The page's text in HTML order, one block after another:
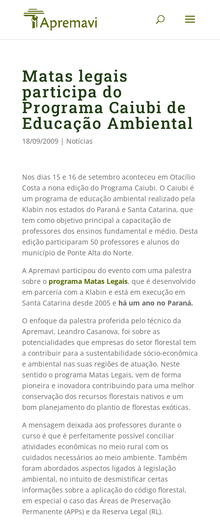
Matas legais
participa do
Programa Caiubi de
Educação Ambiental
18/09/2009| Notícias
Nos dias 15 e 16 de setembro aconteceu em Otacílio
Costa a nona edição do Programa Caiubi. O Caiubi é
um programa de educação ambiental realizado pela
Klabin nos estados do Paraná e Santa Catarina, que
tem como objetivo principal a capacitação de
professores dos ensinos fundamental e médio. Desta
edição participaram 50 professores e alunos do
município de Ponte Alta do Norte.
A Apremavi participou do evento com uma palestra
sobre o programa Matas Legais, que é desenvolvido
em parceria com a Klabin e está em execução em
Santa Catarina desde 2005 e há um ano no Paraná.
O enfoque da palestra proferida pelo técnico da
Apremavi, Leandro Casanova, foi sobre as
potencialidades que empresas do setor florestal tem
a contribuir para a sustentabilidade sócio-econômica
e ambiental nas suas regiões de atuação. Neste
sentido o programa Matas Legais, vem de forma
pioneira e inovadora contribuindo para uma melhor
conservação dos recursos florestais nativos e um
bom planejamento do plantio de florestas exóticas.
A mensagem deixada aos professores durante o
curso é que é perfeitamente possível conciliar
atividades econômicas no meio rural com os
cuidados necessários ao meio ambiente. Também
foram abordados aspectos ligados à legislação
ambiental, no intuito de desmistificar certas
informações sobre a aplicação do código florestal,
em especial o caso das Áreas de Preservação
Permanente (APPs) e da Reserva Legal (RL).